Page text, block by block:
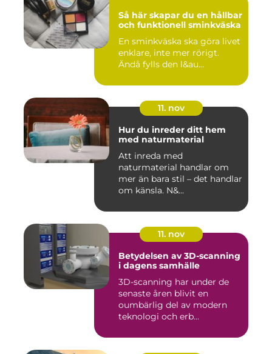
Så här skapar du en hållbar
och funktionell sminkväska
En sminkväska ska göra livet
enklare, inte mer rörigt.
Ändå fylls den l&au...
11. nov
Hur du inreder ditt hem
med naturmaterial
Att inreda med
naturmaterial handlar om
mer än bara stil – det handlar
om känsla. N&...
11. nov
Betydelsen av 3D-scanning
i dagens samhälle
3D-scanning har under de
senaste åren blivit en
oumbärlig del av modern
teknologi och erb...